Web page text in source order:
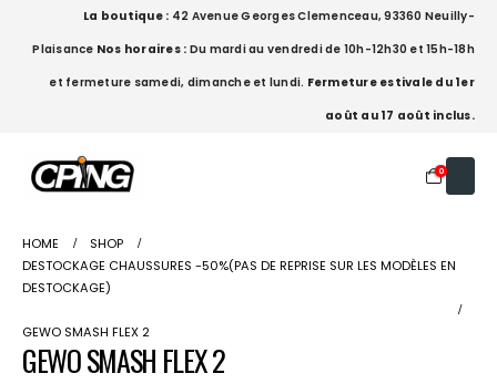
La boutique : 42 Avenue Georges Clemenceau, 93360 Neuilly-
Plaisance Nos horaires : Du mardi au vendredi de 10h-12h30 et 15h-18h
et fermeture samedi, dimanche et lundi. Fermeture estivale du 1er
août au 17 août inclus.
0
HOME
SHOP
DESTOCKAGE CHAUSSURES -50%(PAS DE REPRISE SUR LES MODÈLES EN
DESTOCKAGE)
GEWO SMASH FLEX 2
GEWO SMASH FLEX 2